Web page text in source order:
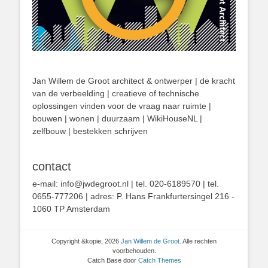
Jan Willem de Groot architect & ontwerper | de kracht
van de verbeelding | creatieve of technische
oplossingen vinden voor de vraag naar ruimte |
bouwen | wonen | duurzaam | WikiHouseNL |
zelfbouw | bestekken schrijven
contact
e-mail: info@jwdegroot.nl | tel. 020-6189570 | tel.
0655-777206 | adres: P. Hans Frankfurtersingel 216 -
1060 TP Amsterdam
Copyright &kopie; 2026 Jan Willem de Groot . Alle rechten
voorbehouden.
Catch Base door Catch Themes